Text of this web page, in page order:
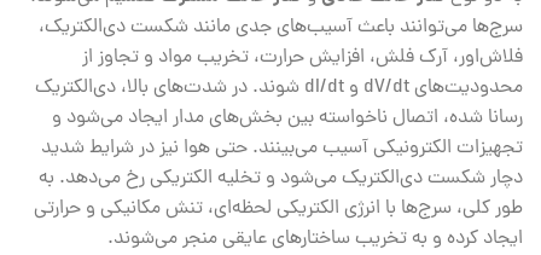
سرج‌ها می‌توانند باعث آسیب‌های جدی مانند شکست دی‌الکتریک،
فلاش‌اور، آرک فلش، افزایش حرارت، تخریب مواد و تجاوز از
محدودیت‌های dV/dt و dI/dt شوند. در شدت‌های بالا، دی‌الکتریک
رسانا شده، اتصال ناخواسته بین بخش‌های مدار ایجاد می‌شود و
تجهیزات الکترونیکی آسیب می‌بینند. حتی هوا نیز در شرایط شدید
دچار شکست دی‌الکتریک می‌شود و تخلیه الکتریکی رخ می‌دهد. به
طور کلی، سرج‌ها با انرژی الکتریکی لحظه‌ای، تنش مکانیکی و حرارتی
ایجاد کرده و به تخریب ساختارهای عایقی منجر می‌شوند.